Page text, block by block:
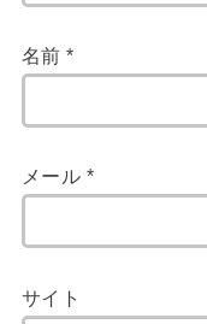
名前*
メール *
サイト